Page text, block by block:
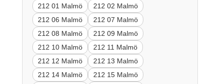
212 01 Malmö
212 02 Malmö
212 06 Malmö
212 07 Malmö
212 08 Malmö
212 09 Malmö
212 10 Malmö
212 11 Malmö
212 12 Malmö
212 13 Malmö
212 14 Malmö
212 15 Malmö